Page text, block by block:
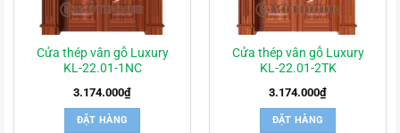
Cửa thép vân gỗ Luxury
KL-22.01-1NC
3.174.000₫
ĐẶT HÀNG
Cửa thép vân gỗ Luxury
KL-22.01-2TK
3.174.000₫
ĐẶT HÀNG